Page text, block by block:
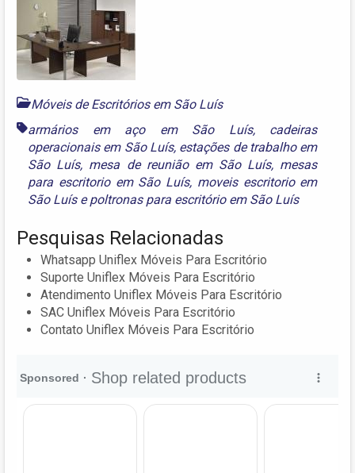
Móveis de Escritórios em São Luís
armários em aço em São Luís, cadeiras
operacionais em São Luís, estações de trabalho em
São Luís, mesa de reunião em São Luís, mesas
para escritorio em São Luís, moveis escritorio em
São Luísepoltronas para escritório em São Luís
Pesquisas Relacionadas
Whatsapp Uniflex Móveis Para Escritório
Suporte Uniflex Móveis Para Escritório
Atendimento Uniflex Móveis Para Escritório
SAC Uniflex Móveis Para Escritório
Contato Uniflex Móveis Para Escritório